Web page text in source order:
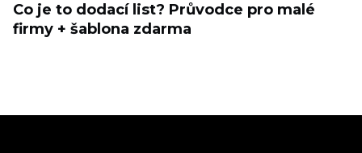
Co je to dodací list? Průvodce pro malé
firmy + šablona zdarma